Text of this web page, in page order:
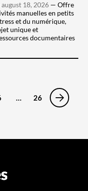
18, 2026
Offre
manuelles en petits
et du numérique,
unique et
documentaires
… 26